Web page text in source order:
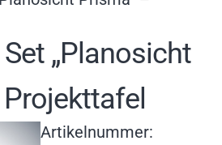
„Planosicht
Artikelnummer: